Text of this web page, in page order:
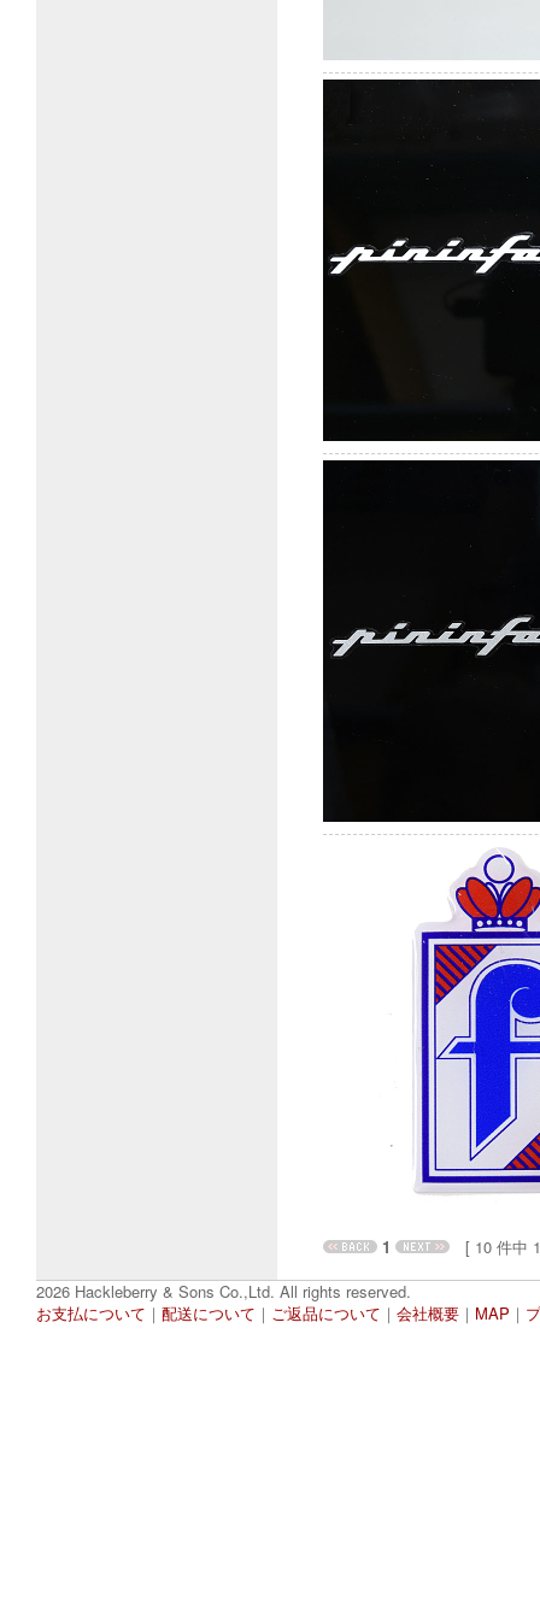
1
[ 10 件中 1
2026 Hackleberry & Sons Co.,Ltd. All rights reserved.
お支払について ｜ 配送について ｜ ご返品について ｜ 会社概要 ｜ MAP ｜